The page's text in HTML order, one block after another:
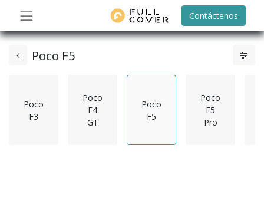
Contáctenos
Poco F5
Poco
F3
Poco
F4
GT
Poco
F5
Poco
F5
Pro